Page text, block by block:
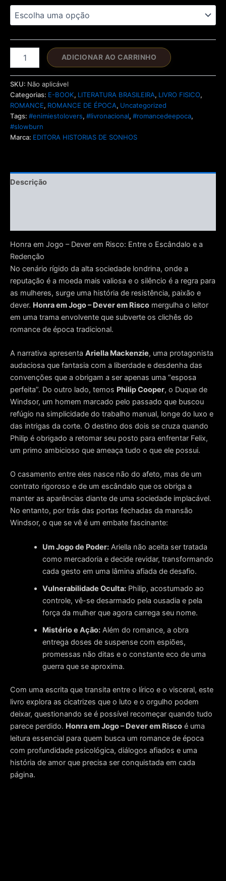
Dever
em
Risco
quantidade
ADICIONAR AO CARRINHO
SKU: Não aplicável
Categorias: E-BOOK, LITERATURA BRASILEIRA, LIVRO FISICO,
ROMANCE, ROMANCE DE ÉPOCA, Uncategorized
Tags: #enimiestolovers, #livronacional, #romancedeepoca,
#slowburn
Marca: EDITORA HISTORIAS DE SONHOS
Descrição
Honra em Jogo – Dever em Risco: Entre o Escândalo e a
Redenção
No cenário rígido da alta sociedade londrina, onde a
reputação é a moeda mais valiosa e o silêncio é a regra para
as mulheres, surge uma história de resistência, paixão e
dever. Honra em Jogo – Dever em Risco mergulha o leitor
em uma trama envolvente que subverte os clichês do
romance de época tradicional.
A narrativa apresenta Ariella Mackenzie, uma protagonista
audaciosa que fantasia com a liberdade e desdenha das
convenções que a obrigam a ser apenas uma “esposa
perfeita”. Do outro lado, temos Philip Cooper, o Duque de
Windsor, um homem marcado pelo passado que buscou
refúgio na simplicidade do trabalho manual, longe do luxo e
das intrigas da corte. O destino dos dois se cruza quando
Philip é obrigado a retomar seu posto para enfrentar Felix,
um primo ambicioso que ameaça tudo o que ele possui.
O casamento entre eles nasce não do afeto, mas de um
contrato rigoroso e de um escândalo que os obriga a
manter as aparências diante de uma sociedade implacável.
No entanto, por trás das portas fechadas da mansão
Windsor, o que se vê é um embate fascinante:
Um Jogo de Poder:Ariella não aceita ser tratada
como mercadoria e decide revidar, transformando
cada gesto em uma lâmina afiada de desafio.
Vulnerabilidade Oculta:Philip, acostumado ao
controle, vê-se desarmado pela ousadia e pela
força da mulher que agora carrega seu nome.
Mistério e Ação:Além do romance, a obra
entrega doses de suspense com espiões,
promessas não ditas e o constante eco de uma
guerra que se aproxima.
Com uma escrita que transita entre o lírico e o visceral, este
livro explora as cicatrizes que o luto e o orgulho podem
deixar, questionando se é possível recomeçar quando tudo
parece perdido. Honra em Jogo – Dever em Risco é uma
leitura essencial para quem busca um romance de época
com profundidade psicológica, diálogos afiados e uma
história de amor que precisa ser conquistada em cada
página.